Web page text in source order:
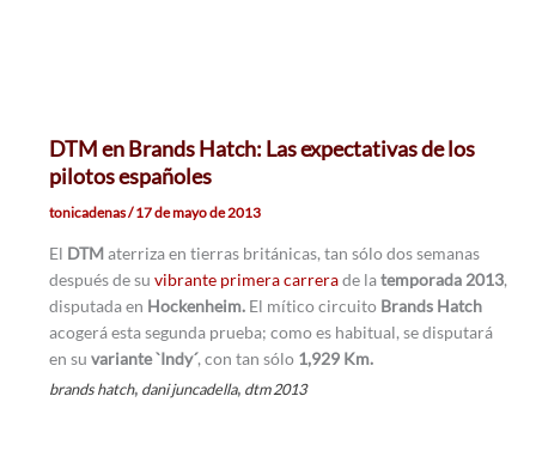
DTM en Brands Hatch: Las expectativas de los
pilotos españoles
tonicadenas/17 de mayo de 2013
El DTMaterriza en tierras británicas, tan sólo dos semanas
después de su vibrante primera carrerade latemporada 2013,
disputada en Hockenheim.El mítico circuito Brands Hatch
acogerá esta segunda prueba; como es habitual, se disputará
en su variante `Indy´, con tan sólo 1,929 Km.
brands hatch, dani juncadella, dtm 2013